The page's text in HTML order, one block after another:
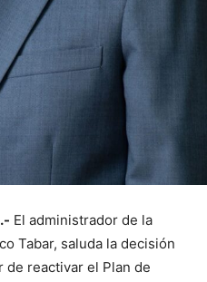
El administrador de la
Tabar, saluda la decisión
reactivar el Plan de